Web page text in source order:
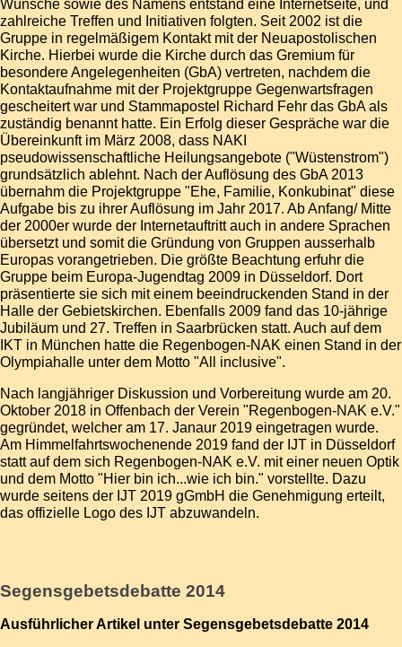
Wünsche sowie des Namens entstand eine Internetseite, und
zahlreiche Treffen und Initiativen folgten. Seit 2002 ist die
Gruppe in regelmäßigem Kontakt mit der Neuapostolischen
Kirche. Hierbei wurde die Kirche durch das Gremium für
besondere Angelegenheiten (GbA) vertreten, nachdem die
Kontaktaufnahme mit der Projektgruppe Gegenwartsfragen
gescheitert war und Stammapostel Richard Fehr das GbA als
zuständig benannt hatte. Ein Erfolg dieser Gespräche war die
Übereinkunft im März 2008, dass NAKI
pseudowissenschaftliche Heilungsangebote ("Wüstenstrom")
grundsätzlich ablehnt. Nach der Auflösung des GbA 2013
übernahm die Projektgruppe "Ehe, Familie, Konkubinat" diese
Aufgabe bis zu ihrer Auflösung im Jahr 2017. Ab Anfang/ Mitte
der 2000er wurde der Internetauftritt auch in andere Sprachen
übersetzt und somit die Gründung von Gruppen ausserhalb
Europas vorangetrieben. Die größte Beachtung erfuhr die
Gruppe beim Europa-Jugendtag 2009 in Düsseldorf. Dort
präsentierte sie sich mit einem beeindruckenden Stand in der
Halle der Gebietskirchen. Ebenfalls 2009 fand das 10-jährige
Jubiläum und 27. Treffen in Saarbrücken statt. Auch auf dem
IKT in München hatte die Regenbogen-NAK einen Stand in der
Olympiahalle unter dem Motto "All inclusive".
Nach langjähriger Diskussion und Vorbereitung wurde am 20.
Oktober 2018 in Offenbach der Verein "Regenbogen-NAK e.V."
gegründet, welcher am 17. Janaur 2019 eingetragen wurde.
Am Himmelfahrtswochenende 2019 fand der IJT in Düsseldorf
statt auf dem sich Regenbogen-NAK e.V. mit einer neuen Optik
und dem Motto "Hier bin ich...wie ich bin." vorstellte. Dazu
wurde seitens der IJT 2019 gGmbH die Genehmigung erteilt,
das offizielle Logo des IJT abzuwandeln.
Segensgebetsdebatte 2014
Ausführlicher Artikel unter Segensgebetsdebatte 2014